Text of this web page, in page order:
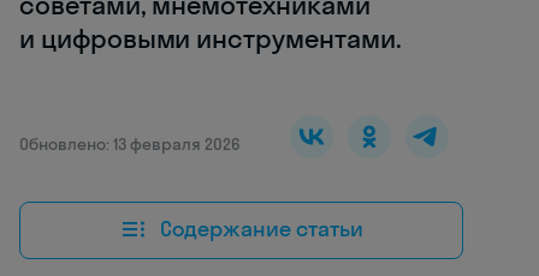
и цифровыми инструментами.
Обновлено: 13 февраля 2026
Содержание статьи